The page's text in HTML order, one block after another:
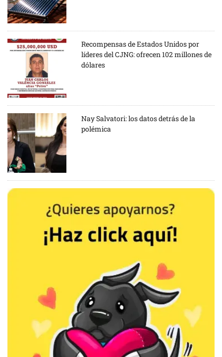
Recompensas de Estados Unidos por
líderes del CJNG: ofrecen 102 millones de
dólares
Nay Salvatori: los datos detrás de la
polémica